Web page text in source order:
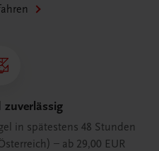
zuverlässig
in spätestens 48 Stunden
– ab 29,00 EUR